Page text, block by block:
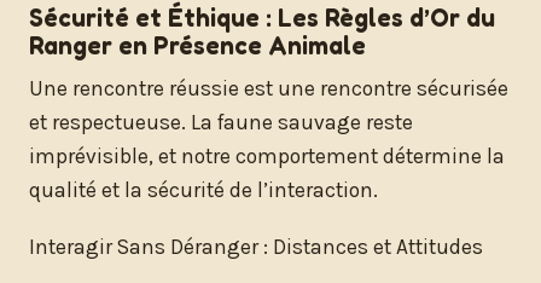
Sécurité et Éthique : Les Règles d’Or du
Ranger en Présence Animale
Une rencontre réussie est une rencontre sécurisée
et respectueuse. La faune sauvage reste
imprévisible, et notre comportement détermine la
qualité et la sécurité de l’interaction.
Interagir Sans Déranger : Distances et Attitudes